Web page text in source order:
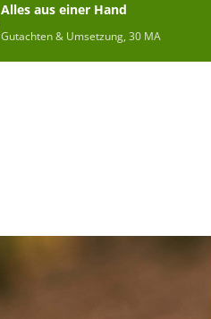
Alles aus einer Hand
Gutachten & Umsetzung, 30 MA